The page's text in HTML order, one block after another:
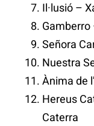
Il·lusió –
Señora
Nuestra
Ànima de
Hereus
Caterra